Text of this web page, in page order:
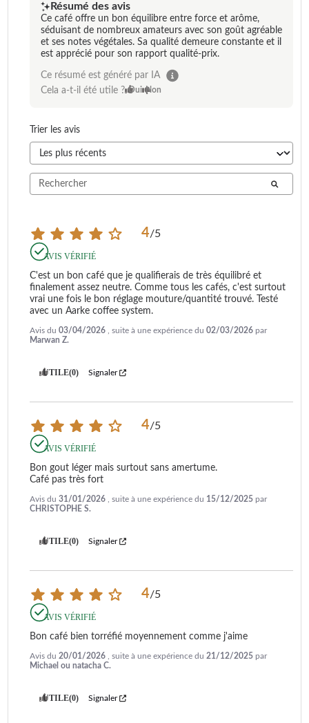
Résumé des avis
Ce café offre un bon équilibre entre force et arôme,
séduisant de nombreux amateurs avec son goût agréable
et ses notes végétales. Sa qualité demeure constante et il
est apprécié pour son rapport qualité-prix.
Ce résumé est généré par IA
Cela a-t-il été utile ? Oui Non
Trier les avis
4/5
AVIS VÉRIFIÉ
C'est un bon café que je qualifierais de très équilibré et
finalement assez neutre. Comme tous les cafés, c'est surtout
vrai une fois le bon réglage mouture/quantité trouvé. Testé
avec un Aarke coffee system.
Avis du 03/04/2026 , suite à une expérience du 02/03/2026 par
Marwan Z.
UTILE(0) Signaler
4/5
AVIS VÉRIFIÉ
Bon gout léger mais surtout sans amertume.
Café pas très fort
Avis du 31/01/2026 , suite à une expérience du 15/12/2025 par
CHRISTOPHE S.
UTILE(0) Signaler
4/5
AVIS VÉRIFIÉ
Bon café bien torréfié moyennement comme j'aime
Avis du 20/01/2026 , suite à une expérience du 21/12/2025 par
Michael ou natacha C.
UTILE(0) Signaler